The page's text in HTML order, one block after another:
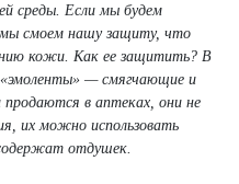
среды. Если мы будем
мы смоем нашу защиту, что
кожи. Как ее защитить? В
— смягчающие и
в аптеках, они не
их можно использовать
отдушек.